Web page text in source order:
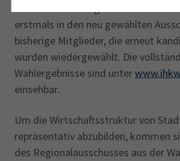
erstmals in den neu gewählten
bisherige Mitglieder, die erneut
wurden wiedergewählt. Die
Wahlergebnisse sind unter
einsehbar.
Um die Wirtschaftsstruktur von
repräsentativ abzubilden, kommen
des Regionalausschusses aus der